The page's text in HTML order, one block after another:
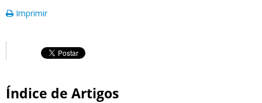
Imprimir
Índice de Artigos